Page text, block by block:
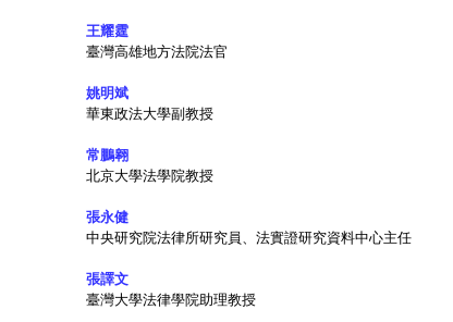
王耀霆
臺灣高雄地方法院法官
姚明斌
華東政法大學副教授
常鵬翱
北京大學法學院教授
張永健
中央研究院法律所研究員、法實證研究資料中心主任
張譯文
臺灣大學法律學院助理教授